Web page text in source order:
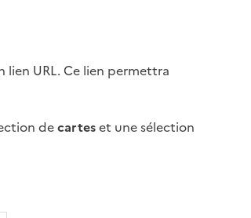
URL. Ce lien permettra
decarteset une sélection